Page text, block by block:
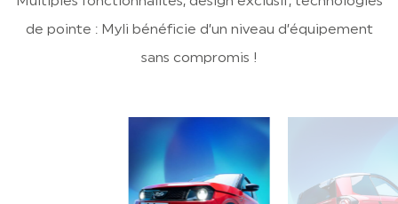
de pointe : Myli bénéficie d’un niveau d’équipement
sans compromis !